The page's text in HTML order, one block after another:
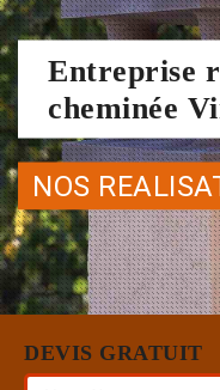
Entreprise
cheminée
NOS
DEVIS GRATUIT